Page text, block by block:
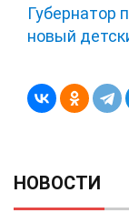
Губернатор
новый
НОВОСТИ